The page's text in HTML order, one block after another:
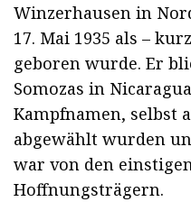
Winzerhausen in
17. Mai 1935 als –
geboren wurde. Er
Somozas in
Kampfnamen, selbst
abgewählt wurden
war von den
Hoffnungsträgern.